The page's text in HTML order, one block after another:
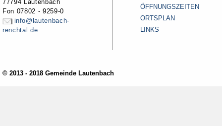
77794 Lautenbach
Fon 07802 - 9259-0
info@lautenbach-
renchtal.de
ÖFFNUNGSZEITEN
ORTSPLAN
LINKS
© 2013 - 2018 Gemeinde Lautenbach